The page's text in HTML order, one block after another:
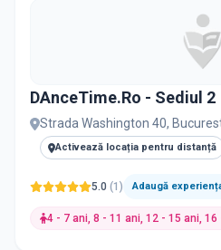
DAnceTime.Ro - Sediul 2
Strada Washington 40,
Activează locația pentru distanță
5.0 (1 ) Adaugă
4 - 7 ani, 8 - 11 ani, 12 - 15 ani, 16